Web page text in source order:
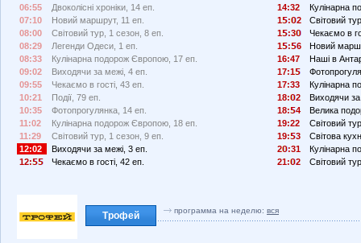
06:55
Двоколісні хроніки, 14 еп.
07:10
Новий маршрут, 11 еп.
08:00
Світовий тур, 1 сезон, 8 еп.
08:29
Легенди Одеси, 1 еп.
08:33
Кулінарна подорож Європою, 17 еп.
09:02
Виходячи за межі, 4 еп.
09:55
Чекаємо в гості, 43 еп.
10:21
Події, 79 еп.
10:35
Фотопрогулянка, 14 еп.
11:02
Кулінарна подорож Європою, 18 еп.
11:29
Світовий тур, 1 сезон, 9 еп.
12:02
Виходячи за межі, 3 еп.
12:
Чекаємо в гості, 42 еп.
14:32
Кулінарна
1
: 2
Світовий
1
:3
Чекаємо в
1
: 6
Новий
16:47
Наші в
17:1
17:33
Кулінарна
18:
2
Виходячи
18:
4
Велика
19:22
Світовий
19:
3
Світова
2
:31
Кулінарна
21:
2 Світовий
Трофей программа на неделю: вся